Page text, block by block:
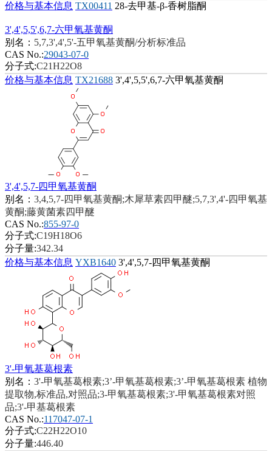
价格与基本信息 TX00411 28-去甲基-β-香树脂酮
3',4',5,5',6,7-六甲氧基黄酮
别名： 5,7,3',4',5'-五甲氧基黄酮/分析标准品
CAS No.:29043-07-0
分子式:C21H22O8
价格与基本信息 TX21688 3',4',5,5',6,7-六甲氧基黄酮
3',4',5,7-四甲氧基黄酮
别名： 3,4,5,7-四甲氧基黄酮;木犀草素四甲醚;5,7,3',4'-四甲氧基
黄酮;藤黄菌素四甲醚
CAS No.:855-97-0
分子式:C19H18O6
分子量:342.34
价格与基本信息 YXB1640 3',4',5,7-四甲氧基黄酮
3'-甲氧基葛根素
别名： 3'-甲氧基葛根素;3’-甲氧基葛根素;3’-甲氧基葛根素 植物
提取物,标准品,对照品;3-甲氧基葛根素;3'-甲氧基葛根素对照
品;3'-甲基葛根素
CAS No.:117047-07-1
分子式:C22H22O10
分子量:446.40